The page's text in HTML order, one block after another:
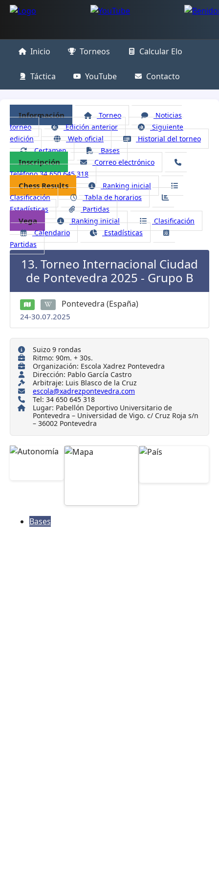
Inicio Torneos Calcular Elo
Táctica YouTube Contacto
Información Torneo
Noticias
torneo
Edición anterior
Siguiente
edición
Web oficial
Historial del torneo
Certamen
Bases
Inscripción
Correo electrónico
Teléfono 34 650 645 318
Chess Results
Ranking inicial
Clasificación
Tabla de horarios
Estadísticas
Partidas
Vega Ranking inicial
Clasificación
Calendario
Estadísticas
Partidas
13. Torneo Internacional Ciudad
de Pontevedra 2025 - Grupo B
Pontevedra (España)
24-30.07.2025
Suizo 9 rondas
Ritmo: 90m. + 30s.
Organización: Escola Xadrez Pontevedra
Dirección: Pablo García Castro
Arbitraje: Luis Blasco de la Cruz
escola@xadrezpontevedra.com
Tel: 34 650 645 318
Lugar: Pabellón Deportivo Universitario de
Pontevedra – Universidad de Vigo. c/ Cruz Roja s/n
– 36002 Pontevedra
Bases